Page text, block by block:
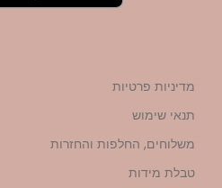
מדיניות פרטיות
תנאי שימוש
משלוחים, החלפות והחזרות
טבלת מידות